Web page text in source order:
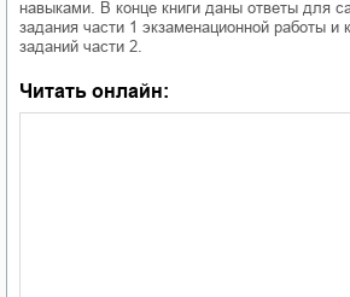
навыками. В конце книги даны ответы для
задания части 1 экзаменационной работы и
заданий части 2.
Читать онлайн: